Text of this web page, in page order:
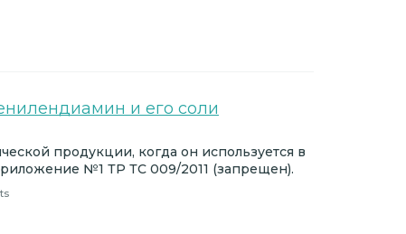
и его соли
продукции, когда он используется в
№1 ТР ТС 009/2011 (запрещен).